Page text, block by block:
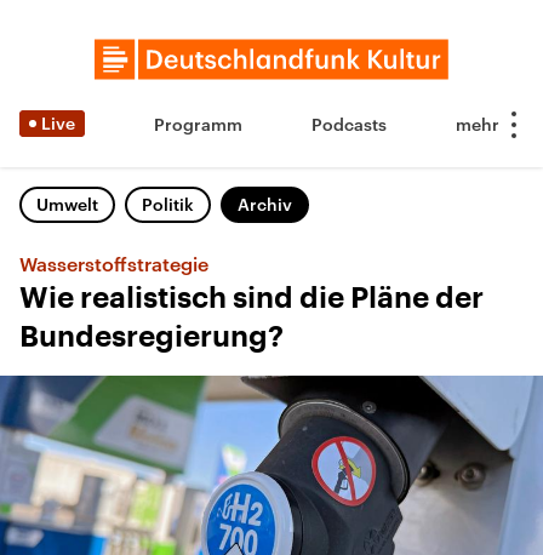
Live Programm Podcasts
Umwelt Politik Archiv
Wasserstoffstrategie
Wie realistisch sind die Pläne der
Bundesregierung?